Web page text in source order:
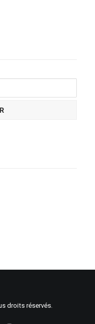
droits réservés.